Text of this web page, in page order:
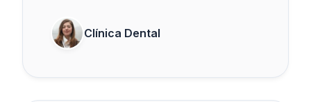
Clínica Dental